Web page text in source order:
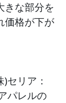
きな部分を
価格が下が
セリア：
パレルの